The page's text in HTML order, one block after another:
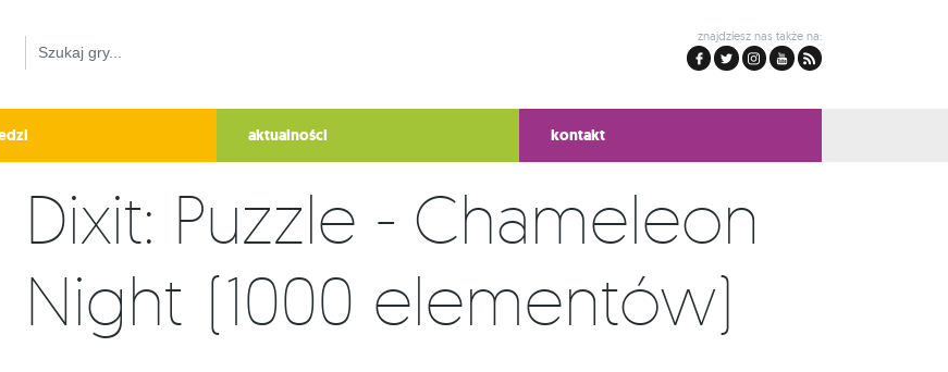
znajdziesz nas także na:
aktualności kontakt
Dixit: Puzzle - Chameleon
Night (1000 elementów)